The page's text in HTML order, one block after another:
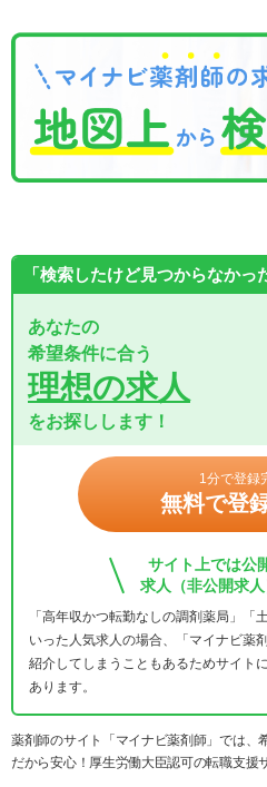
「検索したけど見つからなかっ
あなたの
希望条件に合う
理想の求人
をお探しします！
1分で登録
無料で登
サイト上では公
求人（非公開求
「高年収かつ転勤なしの調剤薬局」「
いった人気求人の場合、「マイナビ薬
紹介してしまうこともあるためサイト
あります。
薬剤師のサイト「マイナビ薬剤師」では、
だから安心！厚生労働大臣認可の転職支援